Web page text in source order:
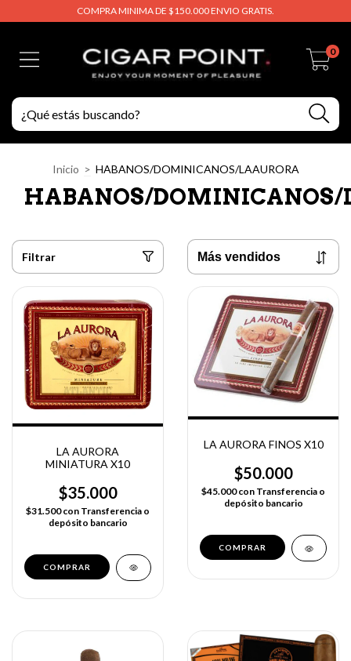
COMPRA MINIMA DE $150.000 ENVIO GRATIS.
0
Inicio > HABANOS/DOMINICANOS/LAAURORA
HABANOS/DOMINICANOS/
Filtrar
LA AURORA
MINIATURA X10
$35.000
$31.500con Transferencia o
depósito bancario
LA AURORA FINOS X10
$50.000
$45.000con Transferencia o
depósito bancario